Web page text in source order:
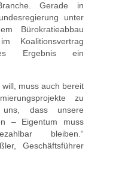
Gerade in
unter
Bürokratieabbau
Koalitionsvertrag
Ergebnis ein
will, muss auch bereit
zu
dass unsere
– Eigentum muss
bleiben.“
Geschäftsführer